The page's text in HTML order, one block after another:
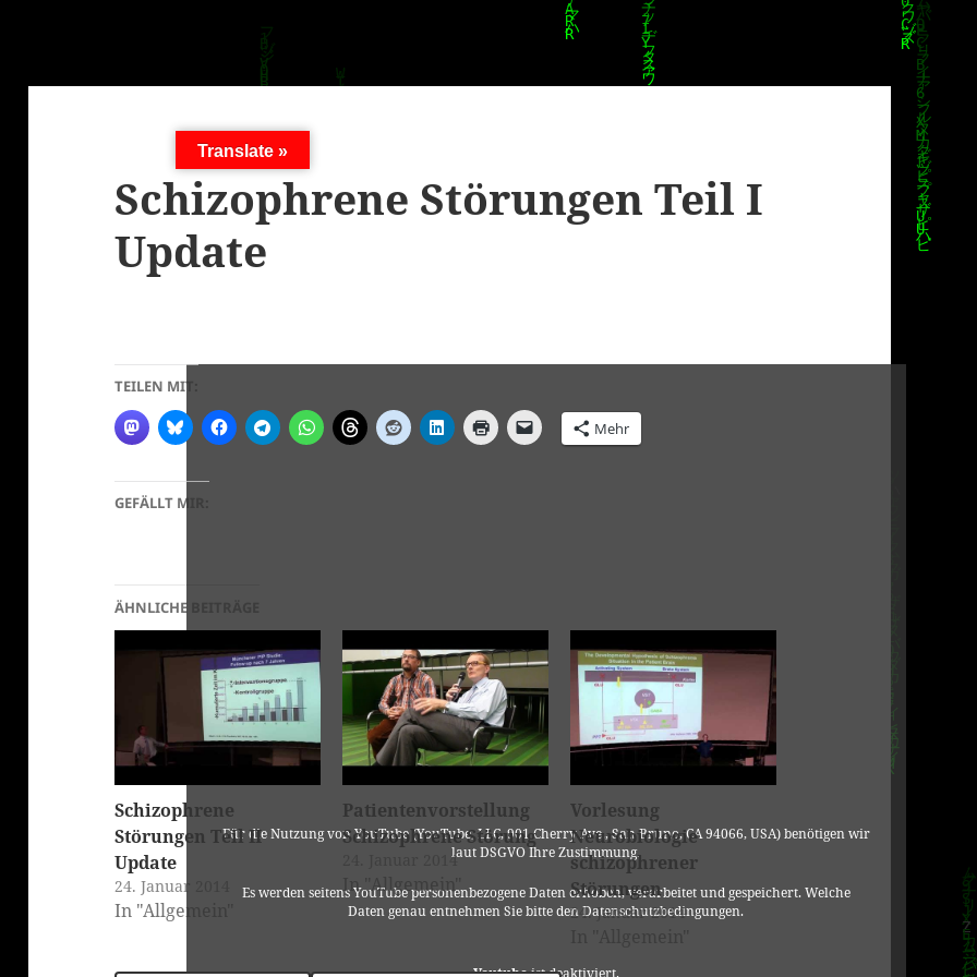
Schizophrene Störungen Teil I
Update
Für die Nutzung von YouTube (YouTube, LLC, 901 Cherry Ave., San Bruno, CA 94066, USA) benötigen wir
laut DSGVO Ihre Zustimmung.
Es werden seitens YouTube personenbezogene Daten erhoben, verarbeitet und gespeichert. Welche
Daten genau entnehmen Sie bitte den Datenschutzbedingungen.
TEILEN MIT:
Mehr
GEFÄLLT MIR:
ÄHNLICHE BEITRÄGE
Schizophrene
Störungen Teil II
Update
24. Januar 2014
In "Allgemein"
Patientenvorstellung
Schizophrene Störung
24. Januar 2014
In "Allgemein"
Vorlesung
Neurobiologie
schizophrener
Störungen
24. Januar 2014
Translate »